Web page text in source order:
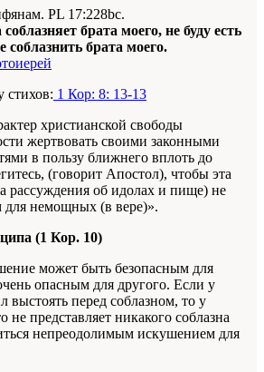
PL 17:228bc.
брата моего, не буду есть
брата моего.
стихов: 1 Кор: 8: 13-13
христианской свободы
жертвовать своими законными
в пользу ближнего вплоть до
(говорит Апостол), чтобы эта
рассуждения об идолах и пище) не
для немощных (в вере)».
(1 Кор. 10)
может быть безопасным для
опасным для другого. Если у
выстоять перед соблазном, то у
не представляет никакого соблазна
непреодолимым искушением для